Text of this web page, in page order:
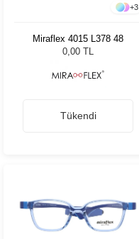
+3
Miraflex 4015 L378 48
0,00 TL
Tükendi